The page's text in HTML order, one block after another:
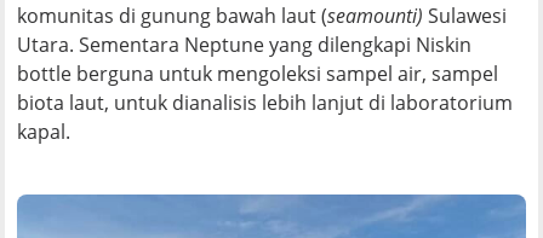
komunitas di gunung bawah laut (seamounti)Sulawesi
Utara. Sementara Neptune yang dilengkapi Niskin
bottle berguna untuk mengoleksi sampel air, sampel
biota laut, untuk dianalisis lebih lanjut di laboratorium
kapal.